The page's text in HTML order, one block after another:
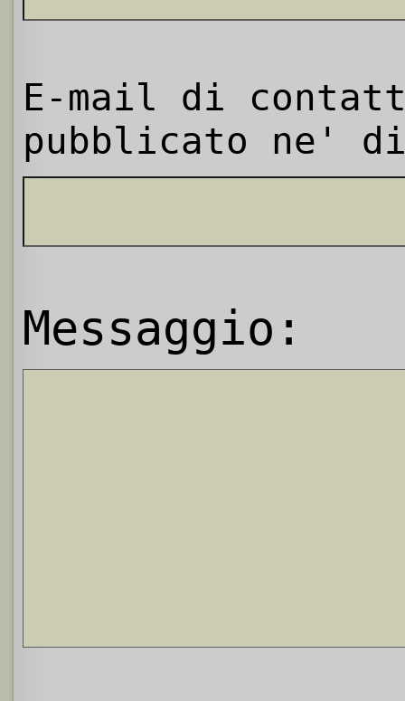
E-mail di
pubblicato ne'
Messaggio: